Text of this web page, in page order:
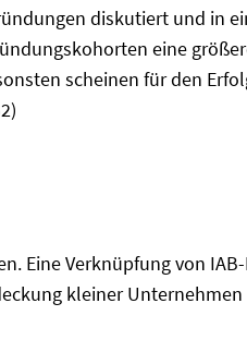
diskutiert und in
eine
scheinen für den
Eine Verknüpfung von
kleiner